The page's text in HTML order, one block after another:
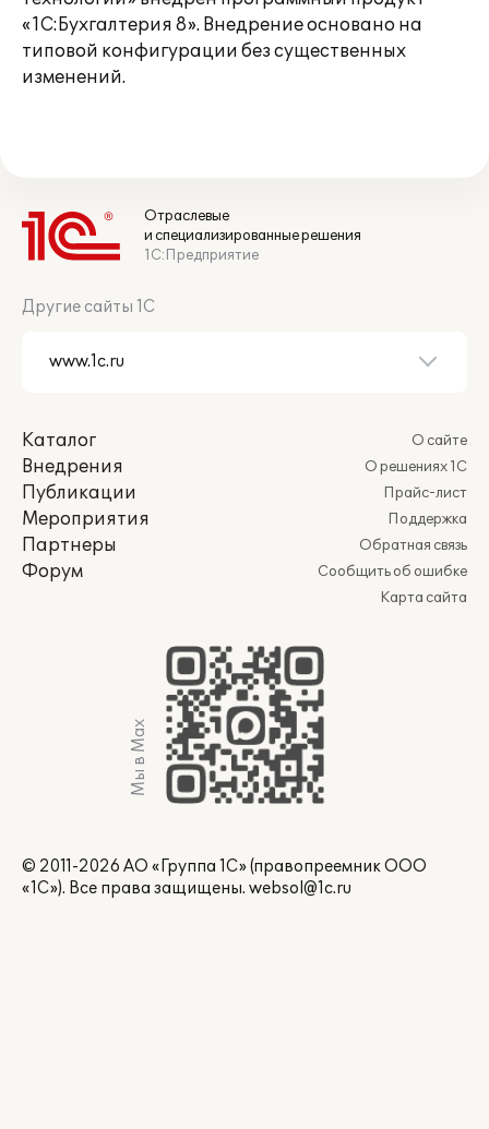
«1С:Бухгалтерия 8». Внедрение основано на
типовой конфигурации без существенных
изменений.
Отраслевые
и специализированные решения
1С:Предприятие
Другие сайты 1С
Каталог
Внедрения
Публикации
Мероприятия
Партнеры
Форум
О сайте
О решениях 1С
Прайс-лист
Поддержка
Обратная связь
Сообщить об ошибке
Карта сайта
Мы в Max
© 2011-2026 АО «Группа 1С» (правопреемник ООО
«1С»). Все права защищены. websol@1c.ru